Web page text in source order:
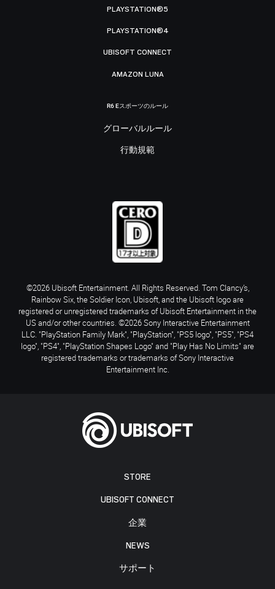
STORE
UBISOFT CONNECT
企業
NEWS
サポート
PLAYSTATION®5
PLAYSTATION®4
UBISOFT CONNECT
AMAZON LUNA
R6 Eスポーツのルール
グローバルルール
行動規範
©2026 Ubisoft Entertainment. All Rights Reserved. Tom Clancy’s,
Rainbow Six, the Soldier Icon, Ubisoft, and the Ubisoft logo are
registered or unregistered trademarks of Ubisoft Entertainment in the
US and/or other countries. ©2026 Sony Interactive Entertainment
LLC. "PlayStation Family Mark", "PlayStation", "PS5 logo", "PS5", "PS4
logo", "PS4", "PlayStation Shapes Logo" and "Play Has No Limits" are
registered trademarks or trademarks of Sony Interactive
Entertainment Inc.